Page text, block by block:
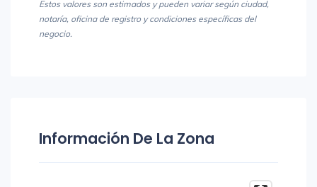
Estos valores son estimados y pueden variar según ciudad,
notaría, oficina de registro y condiciones específicas del
negocio.
Información De La Zona